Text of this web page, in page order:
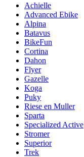
Achielle
Advanced Ebike
Alpina
Batavus
BikeFun
Cortina
Dahon
Flyer
Gazelle
Koga
Puky
Riese en Muller
Sparta
Specialized Active
Stromer
Superior
Trek